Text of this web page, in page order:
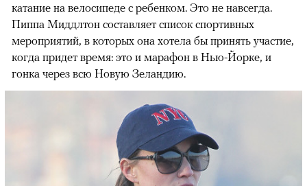
катание на велосипеде с ребенком. Это не навсегда.
Пиппа Миддлтон составляет список спортивных
мероприятий, в которых она хотела бы принять участие,
когда придет время: это и марафон в Нью-Йорке, и
гонка через всю Новую Зеландию.